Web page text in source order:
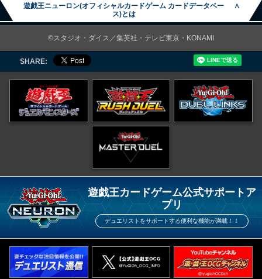
遊戯王ニューロン(オフィシャルカードゲーム カードデータベー
ス)とは
∧
©スタジオ・ダイス／集英社・テレビ東京・KONAMI
SHARE:
遊戯王カードゲーム公式サポートア
プリ
デュエリストをサポートする便利な機能が満載！！